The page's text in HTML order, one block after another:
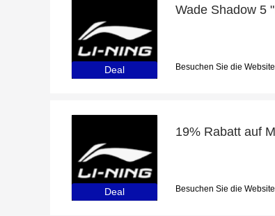
Deal Besuchen Sie die Website
Deal Besuchen Sie die Website